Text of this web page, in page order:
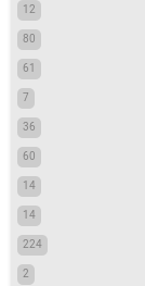
12
80
61
7
36
60
14
14
224
2